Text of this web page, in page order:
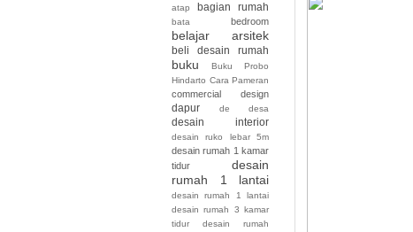
atap bagian rumah
bata bedroom
belajar arsitek
beli desain rumah
buku
Buku Probo
Hindarto Cara Pameran
commercial design
dapur de desa
desain interior
desain ruko lebar 5m
desain rumah 1 kamar
tidur
desain
rumah 1 lantai
desain rumah 1 lantai
desain rumah 3 kamar
tidur desain rumah